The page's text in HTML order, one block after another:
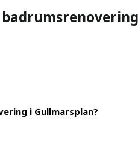
i Gullmarsplan?